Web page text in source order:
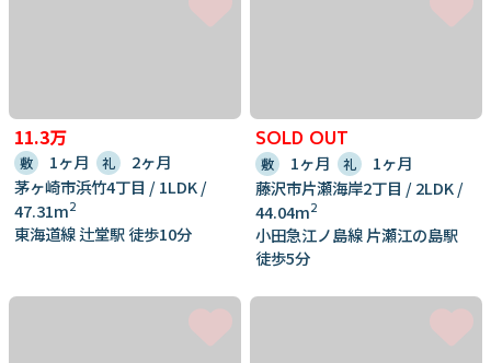
11.3万
敷 1ヶ月 礼
2ヶ月
茅ヶ崎市浜竹4丁目 / 1LDK /
47.31m2
東海道線 辻堂駅 徒歩10分
SOLD OUT
敷 1ヶ月 礼
1ヶ月
藤沢市片瀬海岸2丁目 / 2LDK /
44.04m2
小田急江ノ島線 片瀬江の島駅
徒歩5分